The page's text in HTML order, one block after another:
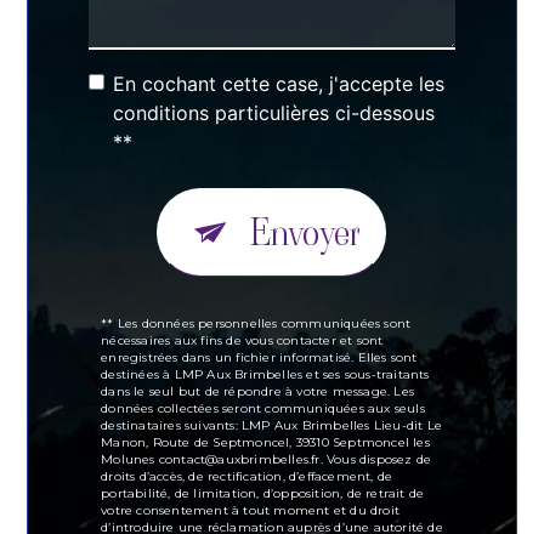
En cochant cette case, j'accepte les
conditions particulières ci-dessous
**
Envoyer
** Les données personnelles communiquées sont
nécessaires aux fins de vous contacter et sont
enregistrées dans un fichier informatisé. Elles sont
destinées à LMP Aux Brimbelles et ses sous-traitants
dans le seul but de répondre à votre message. Les
données collectées seront communiquées aux seuls
destinataires suivants: LMP Aux Brimbelles Lieu-dit Le
Manon, Route de Septmoncel, 39310 Septmoncel les
Molunes contact@auxbrimbelles.fr. Vous disposez de
droits d’accès, de rectification, d’effacement, de
portabilité, de limitation, d’opposition, de retrait de
votre consentement à tout moment et du droit
d’introduire une réclamation auprès d’une autorité de